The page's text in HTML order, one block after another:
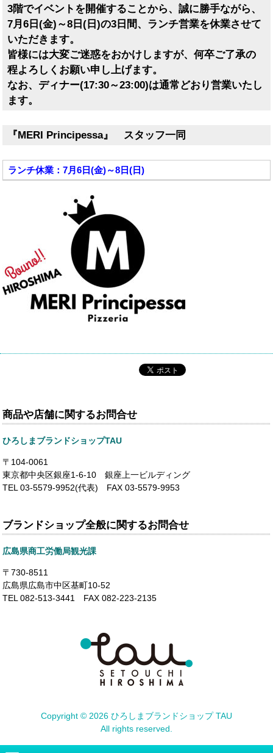
3階でイベントを開催することから、誠に勝手ながら、
7月6日(金)～8日(日)の3日間、ランチ営業を休業させて
いただきます。
皆様には大変ご迷惑をおかけしますが、何卒ご了承の
程よろしくお願い申し上げます。
なお、ディナー(17:30～23:00)は通常どおり営業いたし
ます。
『MERI Principessa』 スタッフ一同
ランチ休業：7月6日(金)～8日(日)
商品や店舗に関するお問合せ
ひろしまブランドショップTAU
〒104-0061
東京都中央区銀座1-6-10 銀座上一ビルディング
TEL 03-5579-9952(代表) FAX 03-5579-9953
ブランドショップ全般に関するお問合せ
広島県商工労働局観光課
〒730-8511
広島県広島市中区基町10-52
TEL 082-513-3441 FAX 082-223-2135
Copyright © 2026 ひろしまブランドショップ TAU
All rights reserved.